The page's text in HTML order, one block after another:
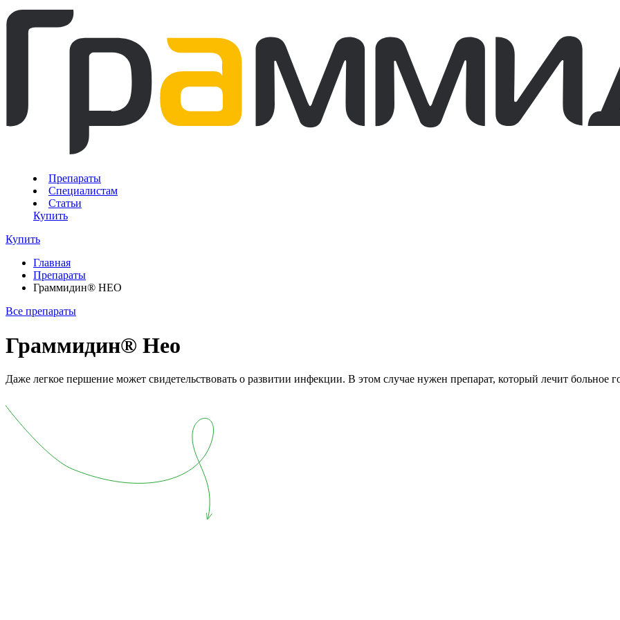
Препараты
Специалистам
Статьи
Купить
Купить
Главная
Препараты
Граммидин® НЕО
Все препараты
Граммидин® Нео
Даже легкое першение может свидетельствовать о развитии инфекции. В этом случае нужен препарат, который лечит больное